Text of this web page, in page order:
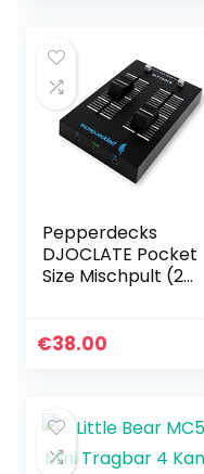
Pepperdecks
DJOCLATE Pocket
Size Mischpult (2
€38.00